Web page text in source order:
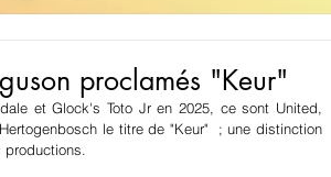
proclamés "Keur"
et Glock's Toto Jr en 2025, ce sont United,
le titre de "Keur"  ; une distinction
productions.